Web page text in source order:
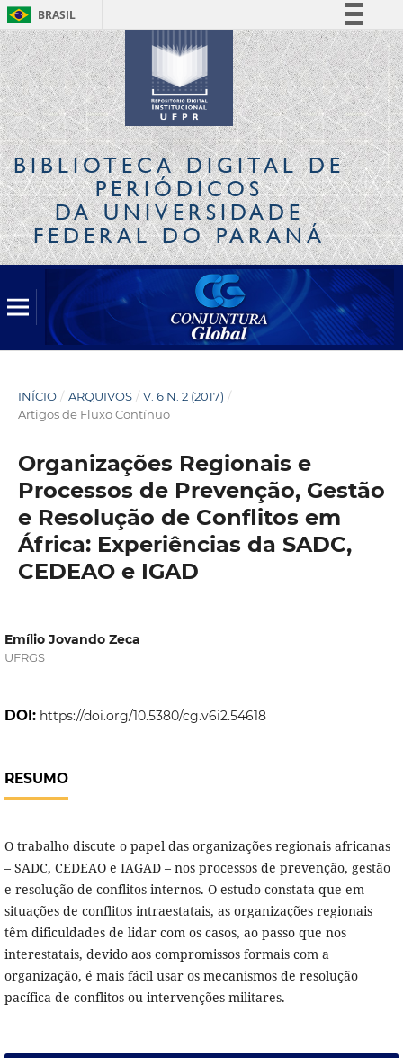
BRASIL
Simplifique!
Comunica BR
Participe
Acesso à informação
Legislação
Canais
BIBLIOTECA DIGITALDE
PERIÓDICOS
DA UNIVERSIDADE
FEDERAL DO PARANÁ
INÍCIO / ARQUIVOS / V. 6 N. 2 (2017) /
Artigos de Fluxo Contínuo
Organizações Regionais e
Processos de Prevenção, Gestão
e Resolução de Conflitos em
África: Experiências da SADC,
CEDEAO e IGAD
Emílio Jovando Zeca
UFRGS
DOI: https://doi.org/10.5380/cg.v6i2.54618
RESUMO
O trabalho discute o papel das organizações regionais africanas
– SADC, CEDEAO e IAGAD – nos processos de prevenção, gestão
e resolução de conflitos internos. O estudo constata que em
situações de conflitos intraestatais, as organizações regionais
têm dificuldades de lidar com os casos, ao passo que nos
interestatais, devido aos compromissos formais com a
organização, é mais fácil usar os mecanismos de resolução
pacífica de conflitos ou intervenções militares.